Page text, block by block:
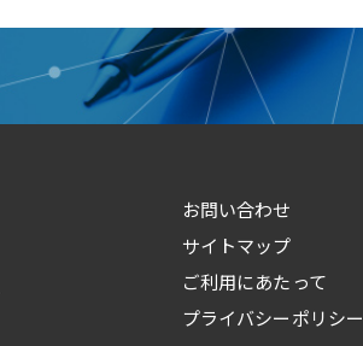
お問い合わせ
サイトマップ
ご利用にあたって
プライバシーポリシー